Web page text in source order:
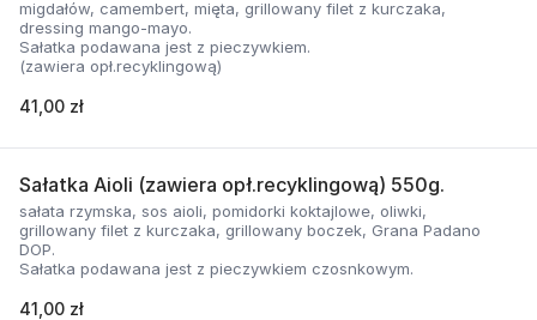
migdałów, camembert, mięta, grillowany filet z kurczaka,
dressing mango-mayo.
Sałatka podawana jest z pieczywkiem.
(zawiera opł.recyklingową)
41,00 zł
Sałatka Aioli (zawiera opł.recyklingową) 550g.
sałata rzymska, sos aioli, pomidorki koktajlowe, oliwki,
grillowany filet z kurczaka, grillowany boczek, Grana Padano
DOP.
Sałatka podawana jest z pieczywkiem czosnkowym.
41,00 zł